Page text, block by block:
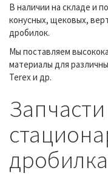
В наличии на складе и
конусных, щековых,
дробилок.
Мы поставляем
материалы для
Terex и др.